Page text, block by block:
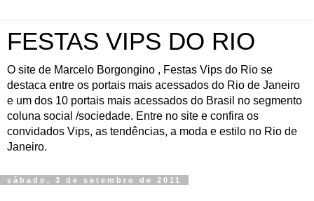
FESTAS VIPS DO RIO
O site de Marcelo Borgongino , Festas Vips do Rio se
destaca entre os portais mais acessados do Rio de Janeiro
e um dos 10 portais mais acessados do Brasil no segmento
coluna social /sociedade. Entre no site e confira os
convidados Vips, as tendências, a moda e estilo no Rio de
Janeiro.
sábado, 3 de setembro de 2011